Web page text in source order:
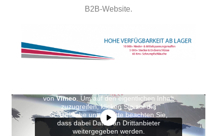
B2B-Website.
vonVimeo. Um auf den eigentlichen Inhalt
zuzugreifen, klicken Sie auf die
Schaltfläche unten. Bitte beachten Sie,
dass dabei Daten an Drittanbieter
weitergegeben werden.